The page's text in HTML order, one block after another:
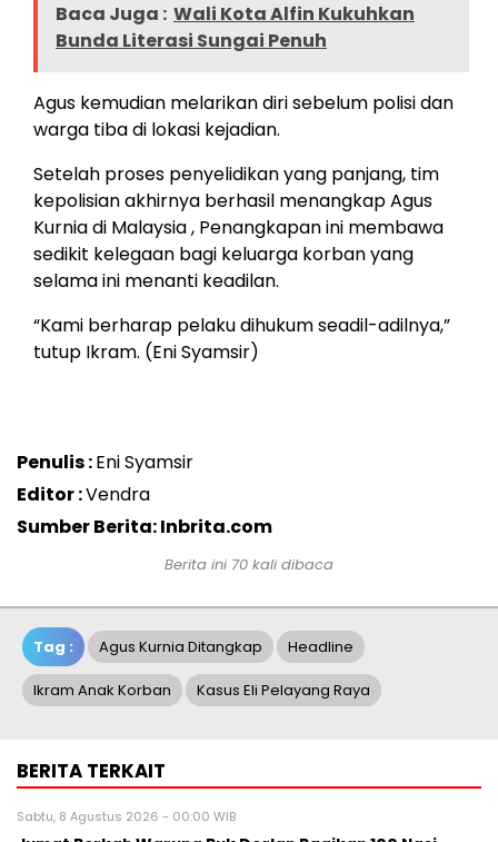
Baca Juga : Wali Kota Alfin Kukuhkan
Bunda Literasi Sungai Penuh
Agus kemudian melarikan diri sebelum polisi dan
warga tiba di lokasi kejadian.
Setelah proses penyelidikan yang panjang, tim
kepolisian akhirnya berhasil menangkap Agus
Kurnia di Malaysia , Penangkapan ini membawa
sedikit kelegaan bagi keluarga korban yang
selama ini menanti keadilan.
“Kami berharap pelaku dihukum seadil-adilnya,”
tutup Ikram. (Eni Syamsir)
Penulis :Eni Syamsir
Editor :Vendra
Sumber Berita: Inbrita.com
Berita ini 70 kali dibaca
Tag : Agus Kurnia Ditangkap Headline
Ikram Anak Korban Kasus Eli Pelayang Raya
BERITA TERKAIT
Sabtu, 8 Agustus 2026 - 00:00 WIB